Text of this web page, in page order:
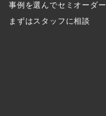
事例を選んでセミオーダー
まずはスタッフに相談